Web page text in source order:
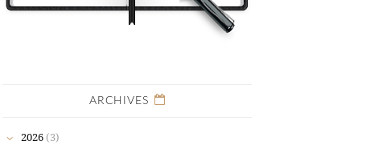
ARCHIVES
2026 (3)